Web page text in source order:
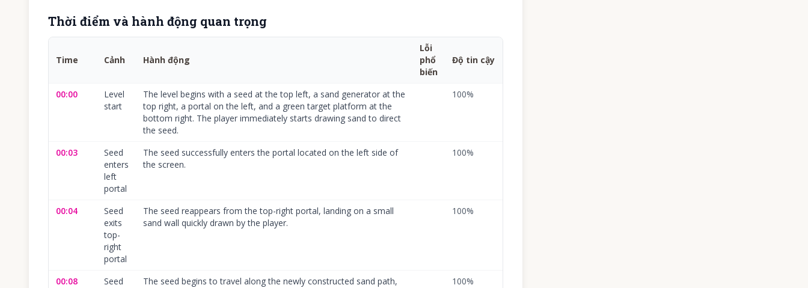
Thời điểm và hành động quan trọng
Time Cảnh Hành động
Lỗi
phổ
biến
Độ tin cậy
00:00
Level
start
The level begins with a seed at the top left, a sand generator at the
top right, a portal on the left, and a green target platform at the
bottom right. The player immediately starts drawing sand to direct
the seed.
100%
00:03
Seed
enters
left
portal
The seed successfully enters the portal located on the left side of
the screen.
100%
00:04
Seed
exits
top-
right
portal
The seed reappears from the top-right portal, landing on a small
sand wall quickly drawn by the player.
100%
00:08
Seed
The seed begins to travel along the newly constructed sand path,
100%